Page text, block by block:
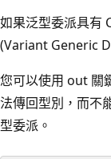
如果泛型委派具有
(Variant Generic
您可以使用 out 關
法傳回型別，而不
型委派。